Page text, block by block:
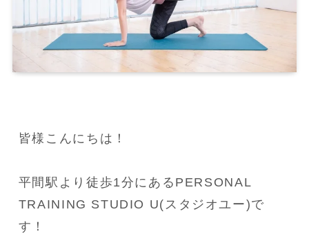
皆様こんにちは！
平間駅より徒歩1分にあるPERSONAL
TRAINING STUDIO U(スタジオユー)で
す！